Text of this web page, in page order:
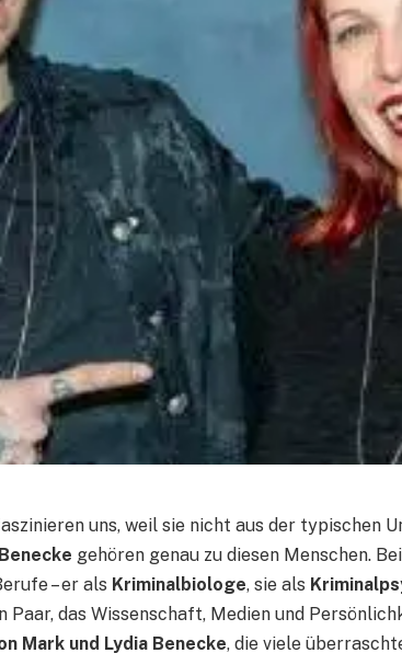
uns, weil sie nicht aus der typischen
gehören genau zu diesen Menschen.
– er als Kriminalbiologe, sie als
Paar, das Wissenschaft, Medien und
Mark und Lydia Benecke, die viele